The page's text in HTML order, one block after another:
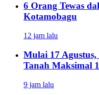
6 Orang Tewas
Kotamobagu
12 jam lalu
Mulai 17
Tanah Maksimal
9 jam lalu